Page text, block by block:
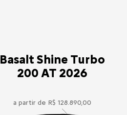
Basalt Shine Turbo
200 AT 2026
a partir de R$ 128.890,00